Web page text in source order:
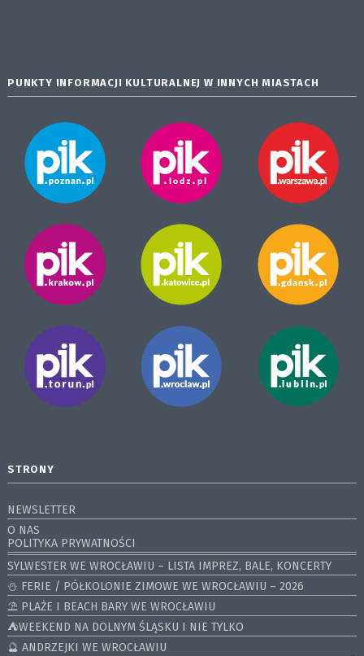
PUNKTY INFORMACJI KULTURALNEJ W INNYCH MIASTACH
STRONY
NEWSLETTER
O NAS
POLITYKA PRYWATNOŚCI
SYLWESTER WE WROCŁAWIU – LISTA IMPREZ, BALE, KONCERTY
⛄️ FERIE / PÓŁKOLONIE ZIMOWE WE WROCŁAWIU – 2026
⛱️ PLAŻE I BEACH BARY WE WROCŁAWIU
⛺️WEEKEND NA DOLNYM ŚLĄSKU I NIE TYLKO
🔮 ANDRZEJKI WE WROCŁAWIU